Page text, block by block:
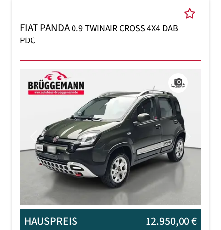
FIAT PANDA0.9 TWINAIR CROSS 4X4 DAB
PDC
Previous
HAUSPREIS 12.950,00 €